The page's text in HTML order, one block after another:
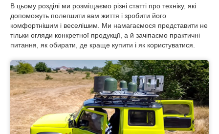
В цьому розділі ми розміщаємо різні статті про техніку, які
допоможуть полегшити вам життя і зробити його
комфортнішим і веселішим. Ми намагаємося представити не
тільки огляди конкретної продукції, а й зачіпаємо практичні
питання, як обирати, де краще купити і як користуватися.